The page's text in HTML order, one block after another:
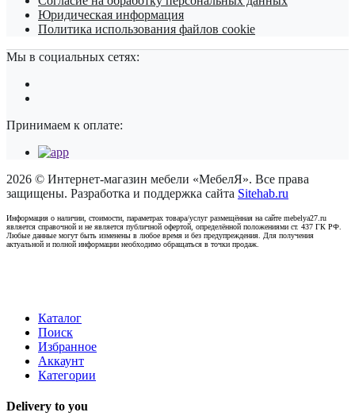
Юридическая информация
Политика использования файлов cookie
Мы в социальных сетях:
Принимаем к оплате:
2026 © Интернет-магазин мебели «МебелЯ». Все права
защищены. Разработка и поддержка сайта Sitehab.ru
Информация о наличии, стоимости, параметрах товара/услуг размещённая на сайте mebelya27.ru
является справочной и не является публичной офертой, определённой положениями ст. 437 ГК РФ.
Любые данные могут быть изменены в любое время и без предупреждения. Для получения
актуальной и полной информации необходимо обращаться в точки продаж.
Каталог
Поиск
Избранное
Аккаунт
Категории
Delivery to you